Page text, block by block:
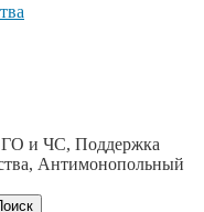
ГО и ЧС, Поддержка
Антимонопольный